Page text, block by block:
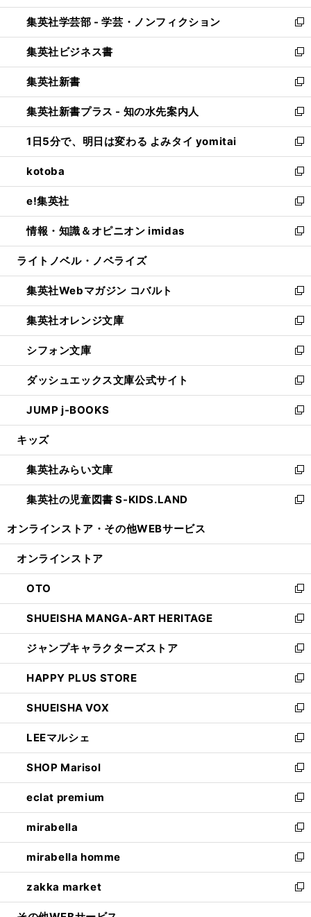
開
く
ウ
で
開
く
ン
ド
ウ
で
開
く
ウ
ィ
ン
ド
ウ
で
開
く
集英社学芸部 - 学芸・ノンフィクション
新
し
い
ウ
ィ
ン
ド
ウ
で
開
く
集英社ビジネス書
新
し
い
ウ
ィ
ン
ド
ウ
で
開
く
集英社新書
新
し
い
ウ
ィ
ン
ド
ウ
で
開
く
集英社新書プラス - 知の水先案内人
新
し
い
ウ
ィ
ン
ド
ウ
で
開
1日5分で、明日は変わる よみタイ yomitai
新
し
い
ウ
ィ
ン
ド
ウ
開
く
kotoba
新
し
い
ウ
ィ
ン
ウ
で
開
く
e!集英社
新
し
い
ウ
ン
ド
ウ
で
開
く
情報・知識＆オピニオン imidas
新
し
ウ
ィ
ン
ド
ウ
で
開
く
ライトノベル・ノベライズ
集英社Webマガジン コバルト
新
し
い
ウ
ィ
ン
ド
ウ
で
開
集英社オレンジ文庫
新
し
い
ウ
ィ
ン
ド
ウ
開
く
シフォン文庫
新
し
い
ウ
ィ
ン
ウ
で
開
く
ダッシュエックス文庫公式サイト
新
し
い
ウ
ン
ド
ウ
で
JUMP j-BOOKS
新
し
ウ
ィ
ン
ド
開
キッズ
集英社みらい文庫
新
し
い
ン
ウ
で
開
く
集英社の児童図書 S-KIDS.LAND
新
ウ
ン
ド
ウ
で
開
く
オンラインストア・ その他WEBサービス
オンラインストア
OTO
新
し
い
ウ
ィ
ン
ド
ウ
で
開
く
SHUEISHA MANGA-ART HERITAGE
新
し
い
ウ
ィ
ン
ド
ウ
で
開
く
ジャンプキャラクターズストア
新
し
い
ウ
ィ
ン
ド
ウ
で
開
く
HAPPY PLUS STORE
新
し
い
ウ
ィ
ン
ド
ウ
で
開
く
SHUEISHA VOX
新
し
い
ウ
ィ
ン
ド
ウ
で
開
く
LEEマルシェ
新
し
い
ウ
ィ
ン
ド
ウ
で
開
く
SHOP Marisol
新
し
い
ウ
ィ
ン
ド
ウ
で
開
eclat premium
新
し
い
ウ
ィ
ン
ド
ウ
mirabella
新
し
い
ウ
ィ
ン
mirabella homme
新
し
い
ウ
zakka market
新
し